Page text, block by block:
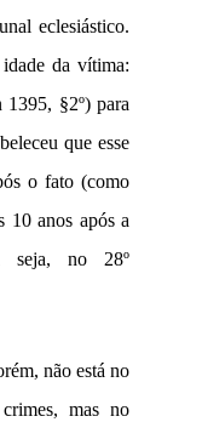
eclesiástico.
da vítima:
§2º) para
que esse
o fato (como
10 anos após a
seja, no 28º
não está no
mas no